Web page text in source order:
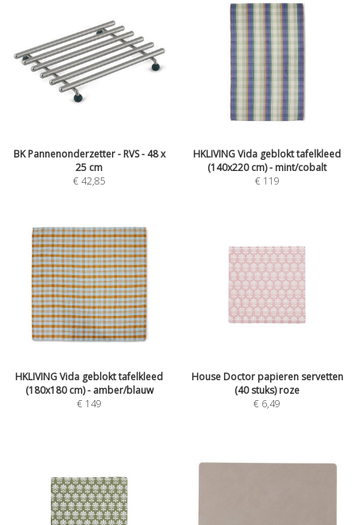
BK Pannenonderzetter - RVS - 48 x
25 cm
€42,85
HKLIVING Vida geblokt tafelkleed
(140x220 cm) - mint/cobalt
€ 119
HKLIVING Vida geblokt tafelkleed
(180x180 cm) - amber/blauw
€ 149
House Doctor papieren servetten
(40 stuks) roze
€ 6,49